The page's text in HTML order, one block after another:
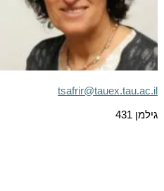
tsafrir@tauex.tau.ac.il
גילמן 431